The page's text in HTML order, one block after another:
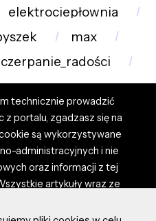
elektrociepłownia
max
czerpanie_radości
technicznie prowadzić
portalu, zgadzasz się na
są wykorzystywane
administracyjnych i nie
oraz informacji z tej
artykuły wraz ze
na portalu są
Administrator i właściciel